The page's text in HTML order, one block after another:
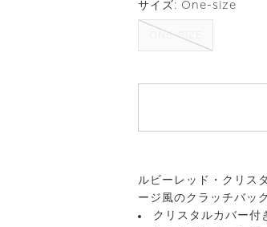
サイズ: One-size
ONE-SIZE
ルビーレッド・クリス
ージ風のクラッチバッ
クリスタルカバー付